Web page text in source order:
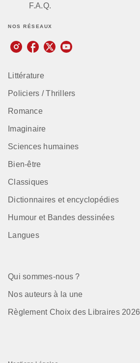
F.A.Q.
NOS RÉSEAUX
Littérature
Policiers / Thrillers
Romance
Imaginaire
Sciences humaines
Bien-être
Classiques
Dictionnaires et encyclopédies
Humour et Bandes dessinées
Langues
Qui sommes-nous ?
Nos auteurs à la une
Règlement Choix des Libraires 2026